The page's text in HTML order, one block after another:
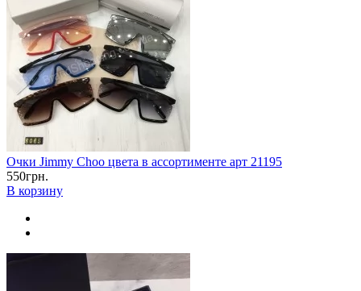
Очки Jimmy Choo цвета в ассортименте арт 21195
550грн.
В корзину